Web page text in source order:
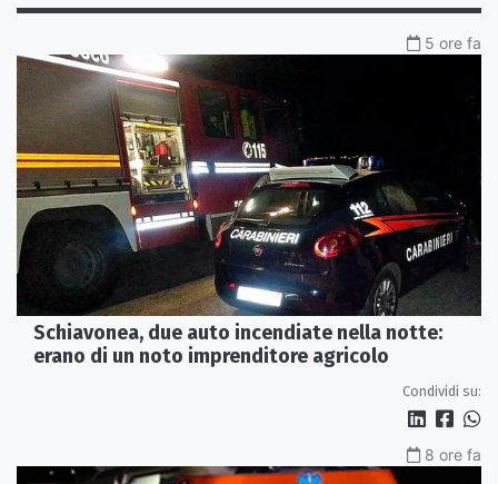
5 ore fa
Schiavonea, due auto incendiate nella notte:
erano di un noto imprenditore agricolo
Condividi su:
8 ore fa